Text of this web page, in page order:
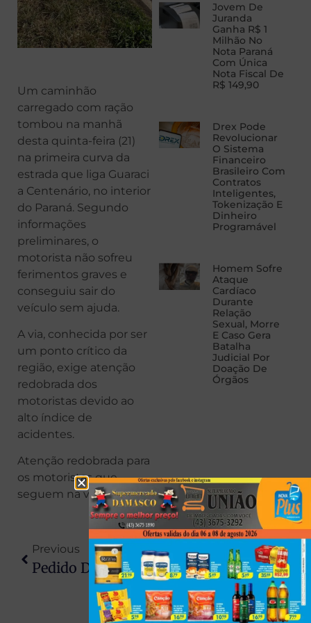
Um caminhão
carregado com ração
tombou na manhã
desta quinta-feira (21)
na primeira curva da
estrada que liga Guaraci
a Centenário, no interior
do Paraná. Segundo
informações
preliminares, o
motorista não sofreu
ferimentos graves e
conseguiu sair do
veículo sem ajuda.
A via, conhecida por ser
um ponto crítico da
região, exige atenção
redobrada dos
motoristas devido ao
alto índice de
acidentes.
Atenção redobrada para
os motoristas que
seguem na via.
Jovem De
Juranda
Ganha R$ 1
Milhão No
Nota Paraná
Com Única
Nota Fiscal De
R$ 149,90
Drex Pode
Revolucionar
O Sistema
Financeiro
Brasileiro Com
Contratos
Inteligentes,
Tokenização E
Dinheiro
Programável
Homem Sofre
Ataque
Cardíaco
Durante
Relação
Sexual, Morre
E Caso Gera
Batalha
Judicial Por
Doação De
Órgãos
Previous
Pedido De Asilo Na Argentina Pode Agravar Situação De Bolsonaro? Enquete Da Jovem Pan Avalia Possibilidade De Regime Fechado
Next
Adolescentes São Apreendidos Após Invadirem Fábrica De Doces Para Furtar 58 Paçoquinhas No Paraná